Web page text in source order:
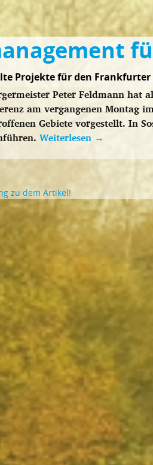
Projekte für den Frankfurter
Peter Feldmann hat
am vergangenen Montag
Gebiete vorgestellt. In
Weiterlesen →
zu dem Artikel!